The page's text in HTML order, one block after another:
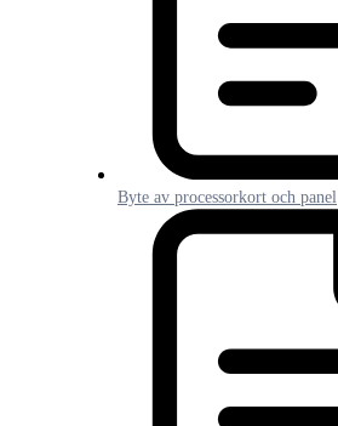
Byte av processorkort och panel